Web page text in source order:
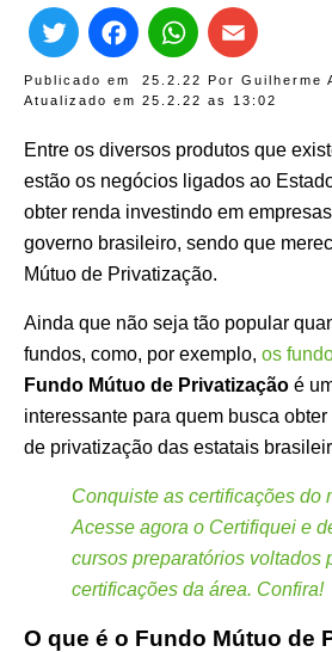
Publicado em 25.2.22 Por Guilherme
Atualizado em 25.2.22 as 13:02
TwitterFacebook
Entre os diversos produtos que
estão os negócios ligados ao
obter renda investindo em
governo brasileiro, sendo que
Mútuo de Privatização.
Ainda que não seja tão popular
fundos, como, por exemplo, os
Fundo Mútuo de Privatização é
interessante para quem busca
de privatização das estatais
Conquiste as certificações do
Acesse agora o Certifiquei e
cursos preparatórios voltados
certificações da área. Confira!
O que é o Fundo Mútuo de